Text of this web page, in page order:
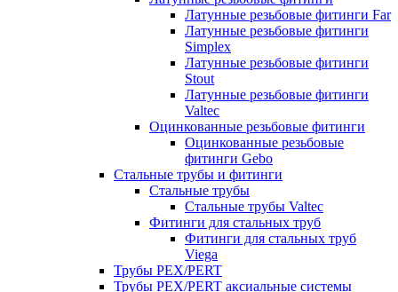
Латунные резьбовые фитинги Far
Латунные резьбовые фитинги
Simplex
Латунные резьбовые фитинги
Stout
Латунные резьбовые фитинги
Valtec
Оцинкованные резьбовые фитинги
Оцинкованные резьбовые
фитинги Gebo
Стальные трубы и фитинги
Стальные трубы
Стальные трубы Valtec
Фитинги для стальных труб
Фитинги для стальных труб
Viega
Трубы PEX/PERT
Трубы PEX/PERT аксиальные системы